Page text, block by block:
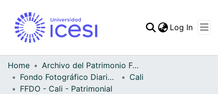
Statistics
Log In
Home
Archivo del Patrimonio Fotográfico y Fílmico del Valle del Cauca
Fondo Fotográfico Diario Occidente
Cali
FFDO - Cali - Patrimonial